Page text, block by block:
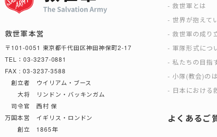
救世軍本営
〒101-0051 東京都千代田区神田神保町2-17
TEL：03-3237-0881
FAX : 03-3237-3588
創立者 ウイリアム・ブース
大将 リンドン・バッキンガム
司令官 西村 保
万国本営 イギリス・ロンドン
創立 1865年
救世軍とは
世界が抱えて
救世軍の成り
軍隊形式につ
私たちの目指
小隊(教会)の
日本における
よくあるご